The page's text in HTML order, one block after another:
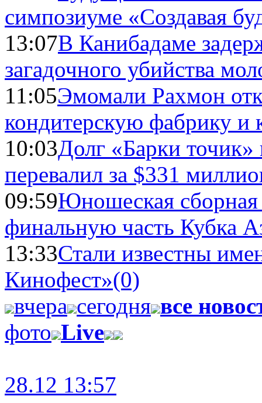
симпозиуме «Создавая
13:07В Канибадаме
загадочного убийства
11:05Эмомали Рахмон
кондитерскую фабрику и
10:03Долг «Барки
перевалил за $331
09:59Юношеская
финальную часть Кубка
13:33Стали известны
Кинофест»(0)
вчера сегодня все
фото Live
28.12 13:57